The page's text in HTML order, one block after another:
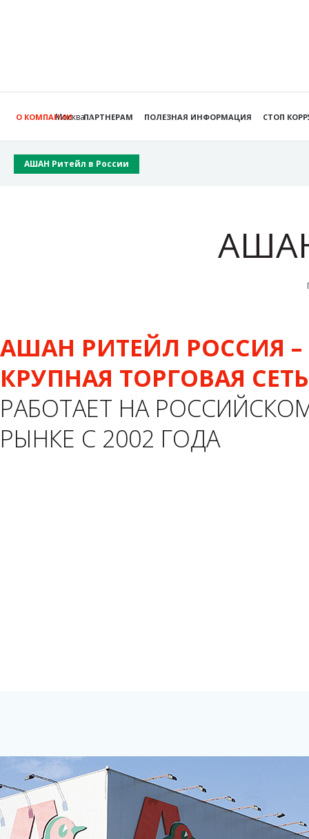
Москва
О КОМПАНИИ ПАРТНЕРАМ ПОЛЕЗНАЯ ИНФОРМАЦИЯ СТОП
АШАН Ритейл в России
АШАН РИТЕЙЛ РОССИЯ –
КРУПНАЯ ТОРГОВАЯ СЕТЬ
РАБОТАЕТ НА
РЫНКЕ С 2002 ГОДА